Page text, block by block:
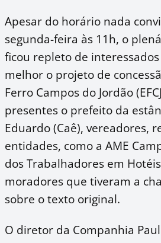
Apesar do horário nada
segunda-feira às 11h, o
ficou repleto de
melhor o projeto de
Ferro Campos do Jordão
presentes o prefeito da
Eduardo (Caê), vereadores,
entidades, como a AME
dos Trabalhadores em
moradores que tiveram a
sobre o texto original.
O diretor da Companhia